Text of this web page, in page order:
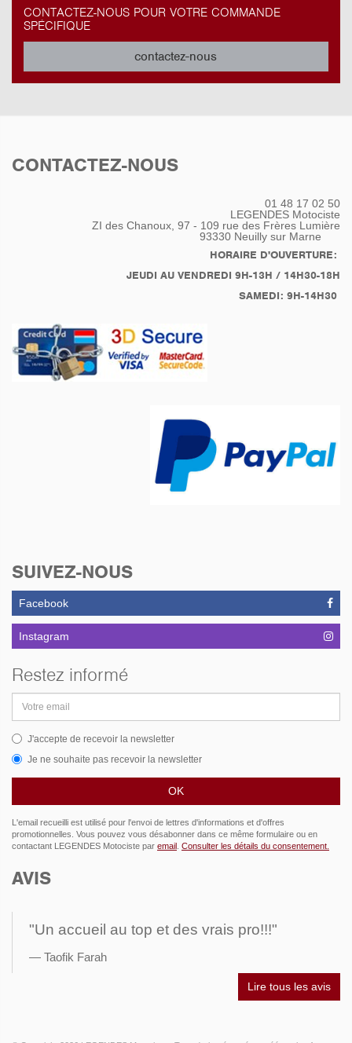
CONTACTEZ-NOUS POUR VOTRE COMMANDE
SPÉCIFIQUE
contactez-nous
CONTACTEZ-NOUS
01 48 17 02 50
LEGENDES Motociste
ZI des Chanoux, 97 - 109 rue des Frères Lumière
93330 Neuilly sur Marne
HORAIRE D'OUVERTURE:
JEUDI AU VENDREDI 9H-13H / 14H30-18H
SAMEDI: 9H-14H30
SUIVEZ-NOUS
Facebook
Instagram
Restez informé
email
J'accepte de recevoir la newsletter
Je ne souhaite pas recevoir la newsletter
L'email recueilli est utilisé pour l'envoi de lettres d'informations et d'offres
promotionnelles. Vous pouvez vous désabonner dans ce même formulaire ou en
contactant LEGENDES Motociste par email Consulter les détails du consentement.
AVIS
"Un accueil au top et des vrais pro!!!"
Taofik Farah
Lire tous les avis